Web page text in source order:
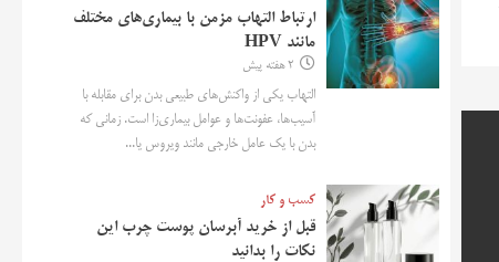
ارتباط التهاب مزمن با بیماری‌های مختلف
مانند HPV
2 هفته پیش
التهاب یکی از واکنش‌های طبیعی بدن برای مقابله با
آسیب‌ها، عفونت‌ها و عوامل بیماری‌زا است. زمانی که
بدن با یک عامل خارجی مانند ویروس یا...
کسب و کار
قبل از خرید آبرسان پوست چرب این
نکات را بدانید